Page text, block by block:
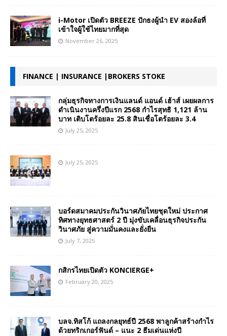
i-Motor เปิดตัว BREEZE ปักธงผู้นำ EV สองล้อที่
เข้าใจผู้ใช้ไทยมากที่สุด
November 26, 2025
FINANCE | INSURANCE |BROKERS STOKE
กลุ่มธุรกิจทางการเงินแลนด์ แอนด์ เฮ้าส์ เผยผลการ
ดำเนินงานครึ่งปีแรก 2568 กำไรสุทธิ 1,121 ล้าน
บาท เติบโตร้อยละ 25.8 สินเชื่อโตร้อยละ 3.4
July 25, 2025
July 25, 2025
บอร์ดสมาคมประกันวินาศภัยไทยชุดใหม่ ประกาศ
ทิศทางยุทธศาสตร์ 2 ปี มุ่งขับเคลื่อนธุรกิจประกัน
วินาศภัย สู่ความมั่นคงและยั่งยืน
July 7, 2025
กสิกรไทยเปิดตัว KONCIERGE+
February 20, 2025
บลจ.ทิสโก้ แถลงกลยุทธ์ปี 2568 พาลูกค้าสร้างกำไร
ด้วยทริกเกอร์ฟันด์ – แนะ 2 ธีมเด่นแห่งปี